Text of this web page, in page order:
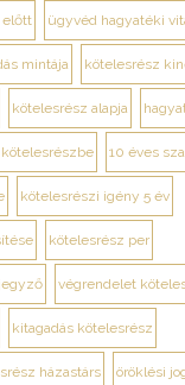
előtt ügyvéd hagyatéki
mintája kötelesrész
kötelesrész alapja
10 éves
kötelesrészi igény 5 év
kötelesrész per
végrendelet
kitagadás kötelesrész
házastárs öröklési